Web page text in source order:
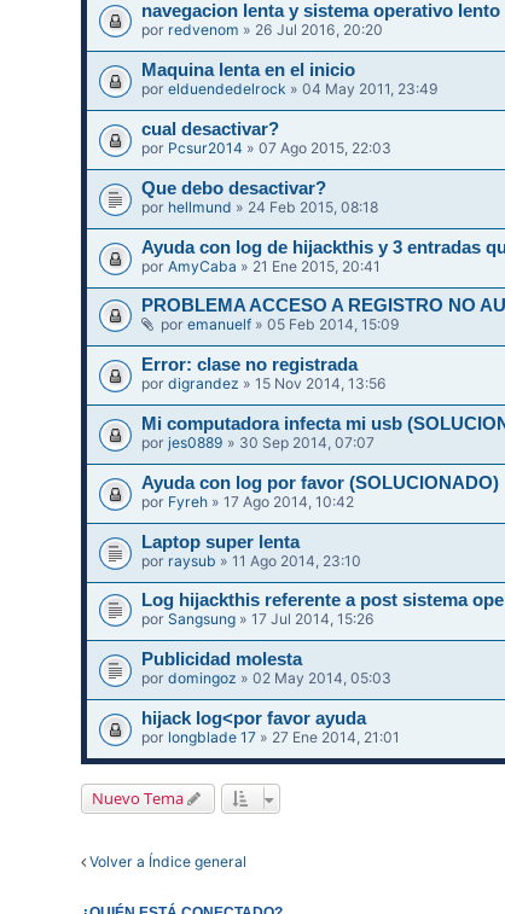
navegacion lenta y sistema operativo lento
por redvenom » 26 Jul 2016, 20:20
Maquina lenta en el inicio
porelduendedelrock » 04 May 2011, 23:49
cual desactivar?
por Pcsur2014 » 07 Ago 2015, 22:03
Que debo desactivar?
por hellmund » 24 Feb 2015, 08:18
Ayuda con log de hijackthis y 3 entradas
porAmyCaba » 21 Ene 2015, 20:41
PROBLEMA ACCESO A REGISTRO NO
poremanuelf » 05 Feb 2014, 15:09
Error: clase no registrada
pordigrandez » 15 Nov 2014, 13:56
Mi computadora infecta mi usb
porjes0889 » 30 Sep 2014, 07:07
Ayuda con log por favor (SOLUCIONADO)
por Fyreh » 17 Ago 2014, 10:42
Laptop super lenta
por raysub » 11 Ago 2014, 23:10
Log hijackthis referente a post sistema
porSangsung » 17 Jul 2014, 15:26
Publicidad molesta
pordomingoz » 02 May 2014, 05:03
hijack log<por favor ayuda
por longblade 17 » 27 Ene 2014, 21:01
Nuevo Tema
Volver a Índice general